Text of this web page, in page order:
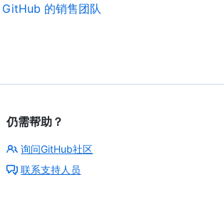
GitHub 的销售团队
仍需帮助？
询问GitHub社区
联系支持人员